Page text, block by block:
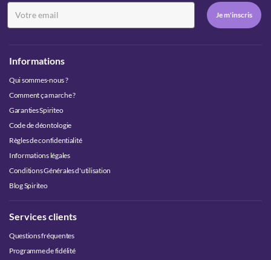
Informations
Qui sommes-nous ?
Comment ça marche ?
Garanties Spiriteo
Code de déontologie
Règles de confidentialité
Informations légales
Conditions Générales d'utilisation
Blog Spiriteo
Services clients
Questions fréquentes
Programme de fidélité